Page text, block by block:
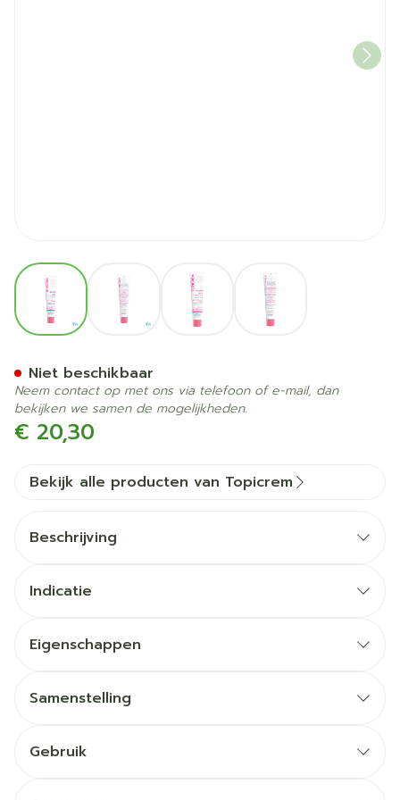
View larger imageView larger imageView larger imageView larger image
€ 20,30
Niet beschikbaar
Neem contact op met ons via telefoon of e-mail, dan
bekijken we samen de mogelijkheden.
Bekijk alle producten van Topicrem
Beschrijving
Indicatie
Eigenschappen
Samenstelling
Gebruik